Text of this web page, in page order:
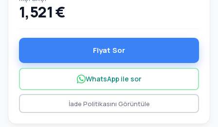
1,521 €
Fiyat Sor
WhatsApp ile sor
İade Politikasını Görüntüle